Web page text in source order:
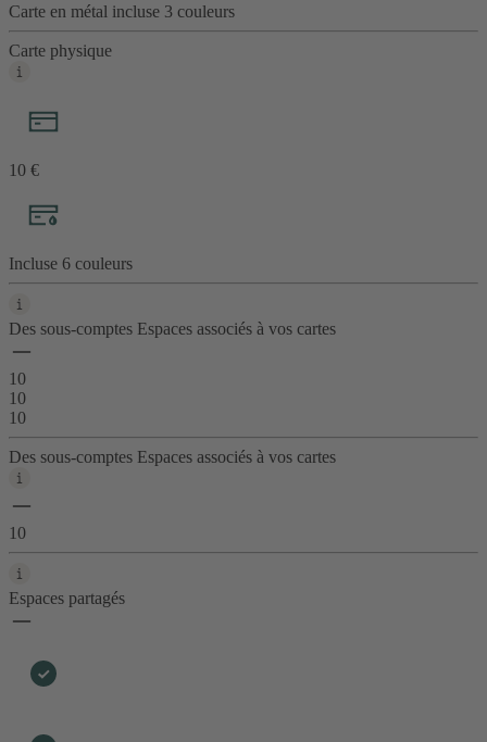
Carte en métal incluse 3 couleurs
Carte physique
10 €
Incluse 6 couleurs
Des sous-comptes Espaces associés à vos cartes
10
10
10
Des sous-comptes Espaces associés à vos cartes
10
Espaces partagés